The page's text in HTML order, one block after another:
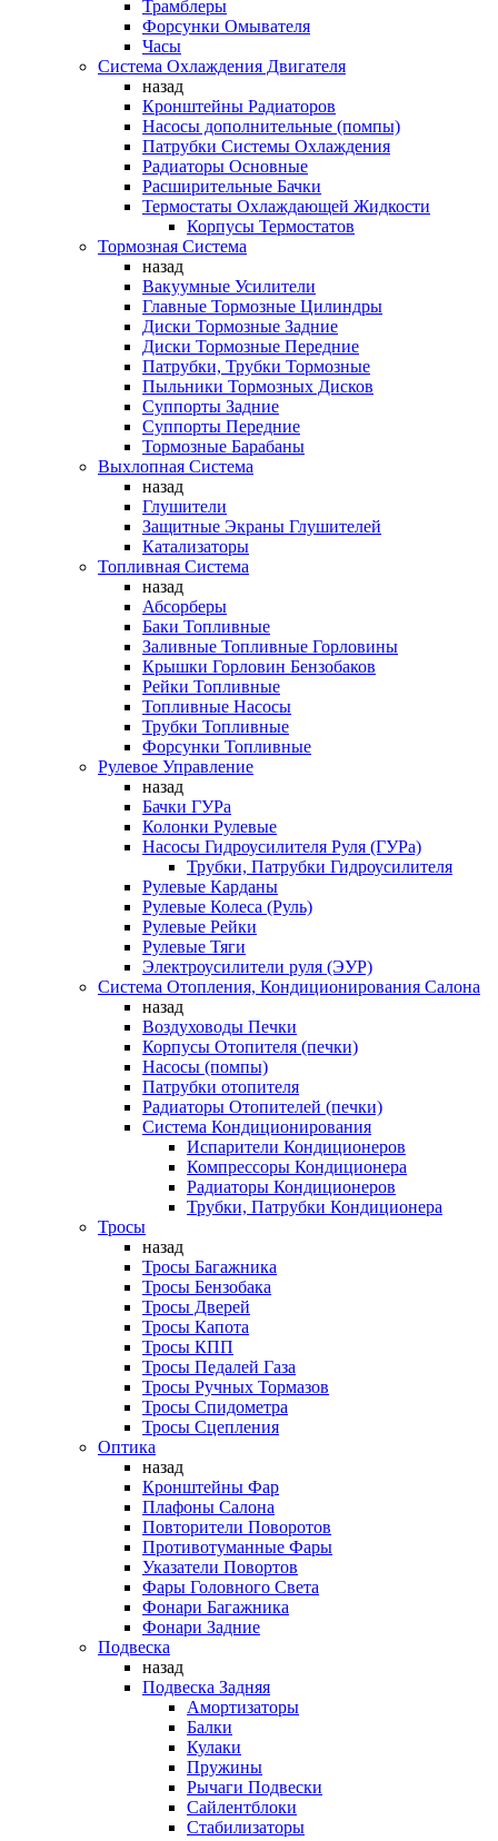
Трамблеры
Форсунки Омывателя
Часы
Система Охлаждения Двигателя
назад
Кронштейны Радиаторов
Насосы дополнительные (помпы)
Патрубки Системы Охлаждения
Радиаторы Основные
Расширительные Бачки
Термостаты Охлаждающей Жидкости
Корпусы Термостатов
Тормозная Система
назад
Вакуумные Усилители
Главные Тормозные Цилиндры
Диски Тормозные Задние
Диски Тормозные Передние
Патрубки, Трубки Тормозные
Пыльники Тормозных Дисков
Суппорты Задние
Суппорты Передние
Тормозные Барабаны
Выхлопная Система
назад
Глушители
Защитные Экраны Глушителей
Катализаторы
Топливная Система
назад
Абсорберы
Баки Топливные
Заливные Топливные Горловины
Крышки Горловин Бензобаков
Рейки Топливные
Топливные Насосы
Трубки Топливные
Форсунки Топливные
Рулевое Управление
назад
Бачки ГУРа
Колонки Рулевые
Насосы Гидроусилителя Руля (ГУРа)
Трубки, Патрубки Гидроусилителя
Рулевые Карданы
Рулевые Колеса (Руль)
Рулевые Рейки
Рулевые Тяги
Электроусилители руля (ЭУР)
Система Отопления, Кондиционирования Салона
назад
Воздуховоды Печки
Корпусы Отопителя (печки)
Насосы (помпы)
Патрубки отопителя
Радиаторы Отопителей (печки)
Система Кондиционирования
Испарители Кондиционеров
Компрессоры Кондиционера
Радиаторы Кондиционеров
Трубки, Патрубки Кондиционера
Тросы
назад
Тросы Багажника
Тросы Бензобака
Тросы Дверей
Тросы Капота
Тросы КПП
Тросы Педалей Газа
Тросы Ручных Тормазов
Тросы Спидометра
Тросы Сцепления
Оптика
назад
Кронштейны Фар
Плафоны Салона
Повторители Поворотов
Противотуманные Фары
Указатели Повортов
Фары Головного Света
Фонари Багажника
Фонари Задние
Подвеска
назад
Подвеска Задняя
Амортизаторы
Балки
Кулаки
Пружины
Рычаги Подвески
Сайлентблоки
Стабилизаторы